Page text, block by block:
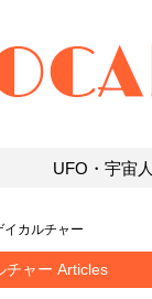
イカルチャー
チャー Articles
UFO・宇宙人